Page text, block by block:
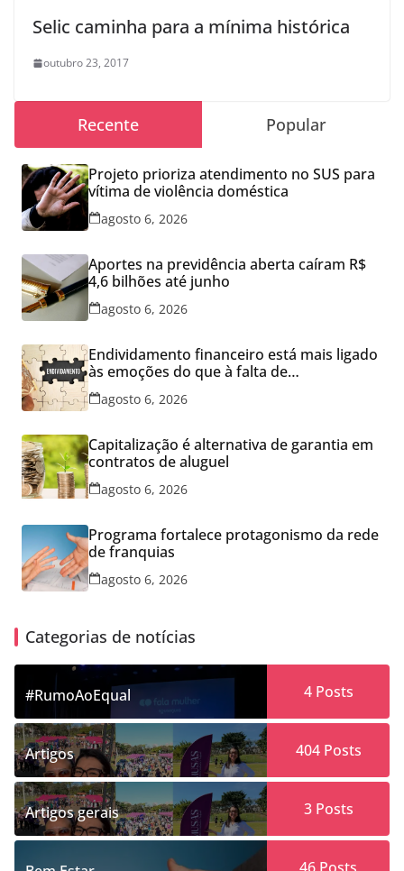
Selic caminha para a mínima histórica
outubro 23, 2017
Recente Popular
Projeto prioriza atendimento no SUS para
vítima de violência doméstica
agosto 6, 2026
Aportes na previdência aberta caíram R$
4,6 bilhões até junho
agosto 6, 2026
Endividamento financeiro está mais ligado
às emoções do que à falta de
conhecimento
agosto 6, 2026
Capitalização é alternativa de garantia em
contratos de aluguel
agosto 6, 2026
Programa fortalece protagonismo da rede
de franquias
agosto 6, 2026
Categorias de notícias
#RumoAoEqual 4Posts
Artigos 404Posts
Artigos gerais 3Posts